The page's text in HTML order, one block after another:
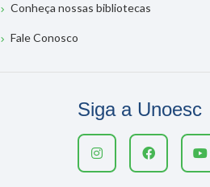
Conheça nossas bibliotecas
Fale Conosco
Siga a Unoesc